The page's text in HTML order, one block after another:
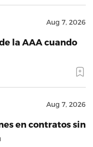
Aug 7, 2026
la AAA cuando
Aug 7, 2026
en contratos sin